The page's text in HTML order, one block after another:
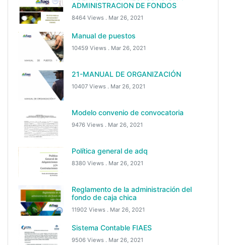
ADMINISTRACION DE FONDOS
8464 Views . Mar 26, 2021
Manual de puestos
10459 Views . Mar 26, 2021
21-MANUAL DE ORGANIZACIÓN
10407 Views . Mar 26, 2021
Modelo convenio de convocatoria
9476 Views . Mar 26, 2021
Política general de adq
8380 Views . Mar 26, 2021
Reglamento de la administración del
fondo de caja chica
11902 Views . Mar 26, 2021
Sistema Contable FIAES
9506 Views . Mar 26, 2021